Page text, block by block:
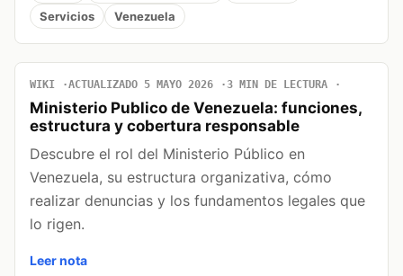
Servicios
Venezuela
WIKI ACTUALIZADO 5 MAYO 2026 3 MIN DE LECTURA
Ministerio Publico de Venezuela: funciones,
estructura y cobertura responsable
Descubre el rol del Ministerio Público en
Venezuela, su estructura organizativa, cómo
realizar denuncias y los fundamentos legales que
lo rigen.
Leer nota